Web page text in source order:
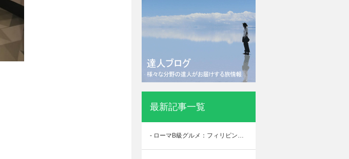
最新記事一覧
- ローマB級グルメ：フィリピンのファストフードJollibee 編